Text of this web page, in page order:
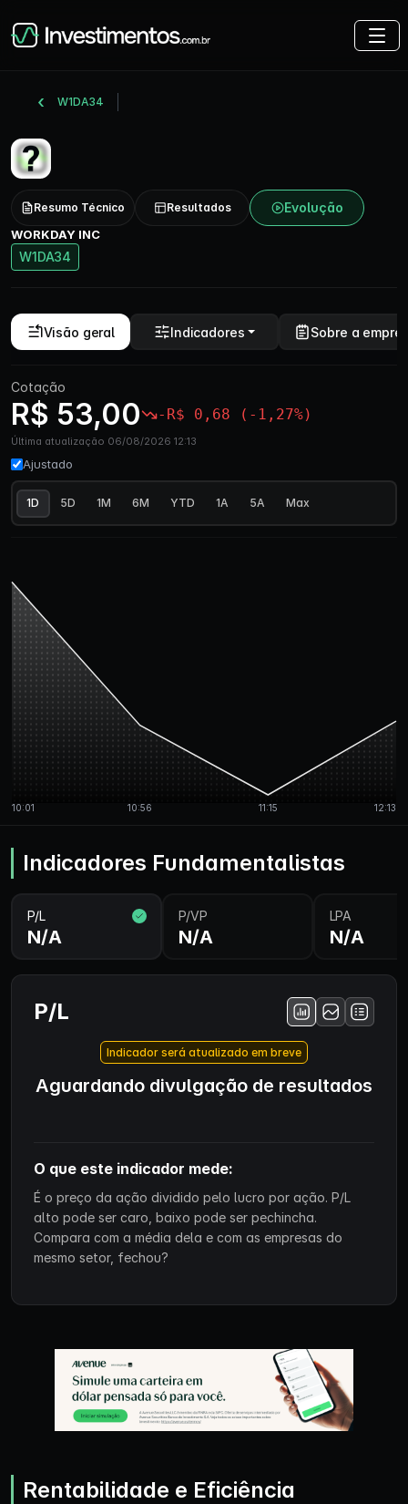
W1DA34
Resumo Técnico Resultados Evolução
WORKDAY INC
W1DA34
Visão geral Indicadores Sobre a
Cotação
R$ 53,00 -R$ 0,68 (-1,27%)
Última atualização 06/08/2026 12:13
Ajustado
1D 5D 1M 6M YTD 1A 5A Max
Indicadores Fundamentalistas
P/L
N/A
P/VP
N/A
LPA
N/A
P/L
Indicador será atualizado em breve
Aguardando divulgação de resultados
O que este indicador mede:
É o preço da ação dividido pelo lucro por ação. P/L
alto pode ser caro, baixo pode ser pechincha.
Compara com a média dela e com as empresas do
mesmo setor, fechou?
Rentabilidade e Eficiência